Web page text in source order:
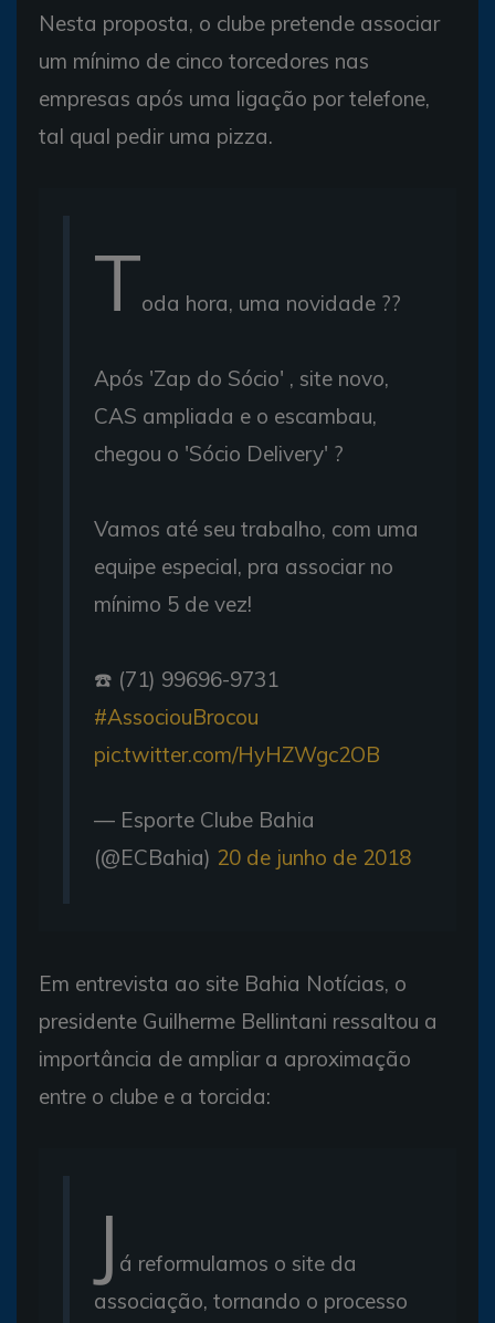
Nesta proposta, o clube pretende associar
um mínimo de cinco torcedores nas
empresas após uma ligação por telefone,
tal qual pedir uma pizza.
Toda hora, uma novidade ??
Após 'Zap do Sócio' , site novo,
CAS ampliada e o escambau,
chegou o 'Sócio Delivery' ?
Vamos até seu trabalho, com uma
equipe especial, pra associar no
mínimo 5 de vez!
☎️ (71) 99696-9731
#AssociouBrocou
pic.twitter.com/HyHZWgc2OB
— Esporte Clube Bahia
(@ECBahia) 20 de junho de 2018
Em entrevista ao site Bahia Notícias, o
presidente Guilherme Bellintani ressaltou a
importância de ampliar a aproximação
entre o clube e a torcida:
J á reformulamos o site da
associação, tornando o processo